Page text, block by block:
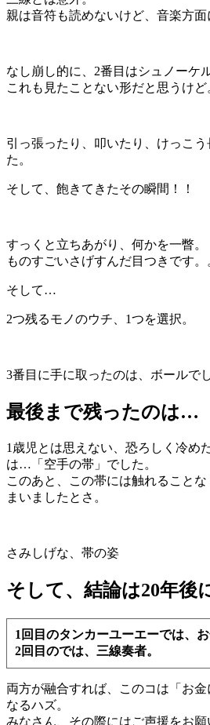
親は音符も読めないけど、音楽方
なし崩し的に、2番目はシュノーケル
これも見たことない形だと思うけど
引っ張ったり、叩いたり、けっこ
た。
そして、飽きてきたその瞬間！！
すっくと立ちあがり、何かを一瞥。
ものすごいさげすんだ目つきです。
そして…
2つ残るモノのウチ、1つを選択。
3番目に手に取ったのは、ボールで
最後まで残ったのは…
1歳児とは思えない、恐ろしく冷め
は…「空手の帯」でした。
このあと、この帯には触れること
まいましたとさ。
さみしげな、帯の姿
そして、結論は20年後
1回目のタンカーユーエーでは、お
2回目のでは、三線奏者。
両方が融合すれば、このコは「お
なるハズ。
みなさん、その際にはご声援をお